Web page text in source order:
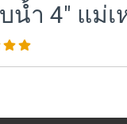
น้ำ 4" แม่เ